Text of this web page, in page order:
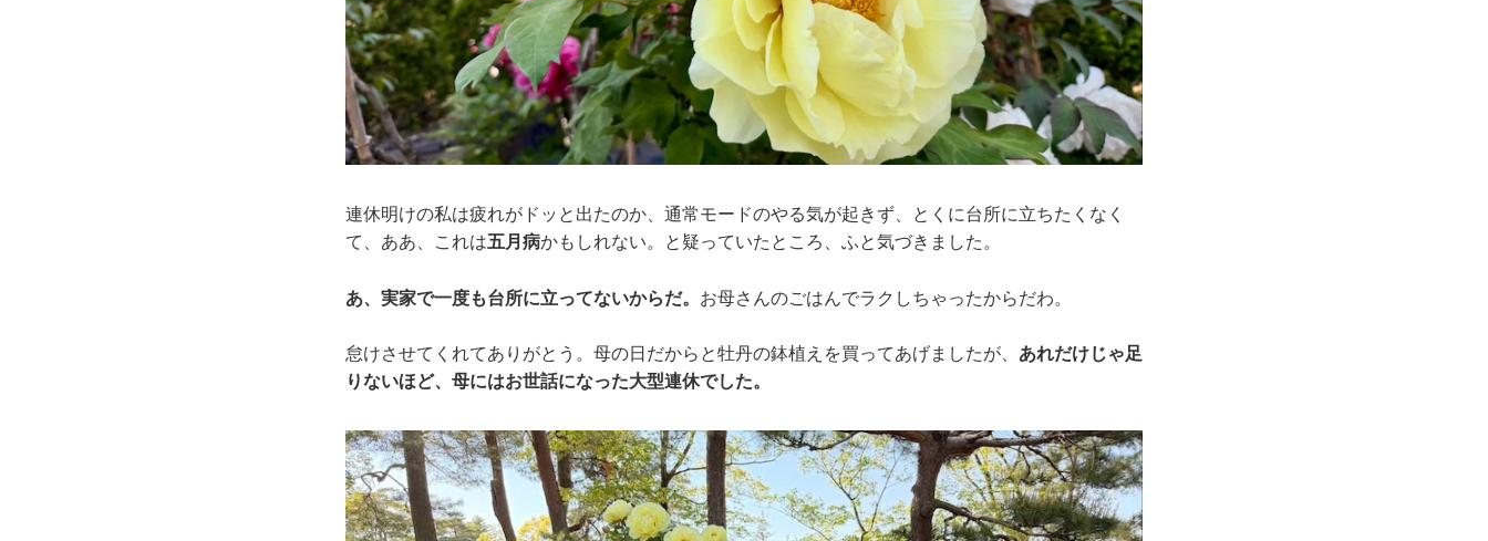
連休明けの私は疲れがドッと出たのか、通常モードのやる気が起きず、とくに台所に立ちたくなく
て、ああ、これは五月病かもしれない。と疑っていたところ、ふと気づきました。
あ、実家で一度も台所に立ってないからだ。 お母さんのごはんでラクしちゃったからだわ。
怠けさせてくれてありがとう。母の日だからと牡丹の鉢植えを買ってあげましたが、 あれだけじゃ足
りないほど、母にはお世話になった大型連休でした。